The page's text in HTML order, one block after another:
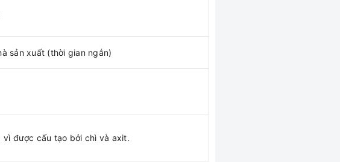
sản xuất (thời gian ngắn)
vì được cấu tạo bởi chì và axit.